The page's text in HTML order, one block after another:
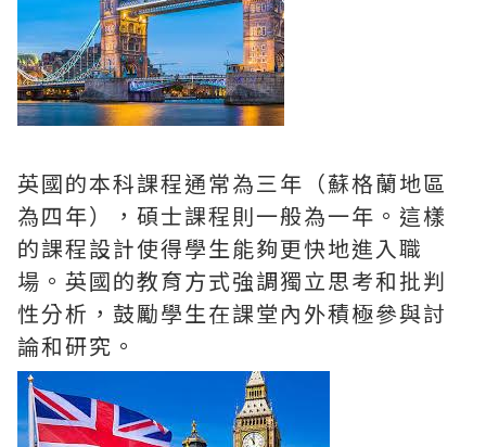
英國的本科課程通常為三年（蘇格蘭地區
為四年），碩士課程則一般為一年。這樣
的課程設計使得學生能夠更快地進入職
場。英國的教育方式強調獨立思考和批判
性分析，鼓勵學生在課堂內外積極參與討
論和研究。